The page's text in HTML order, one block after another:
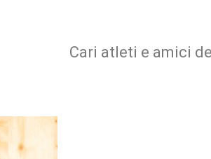
Cari atleti e amici